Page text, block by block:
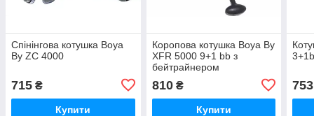
Спінінгова котушка Boya
By ZC 4000
715 ₴
Купити
Коропова котушка Boya By
XFR 5000 9+1 bb з
бейтрайнером
810₴
Купити
753